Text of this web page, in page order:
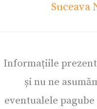
Suceava
Informațiile
și nu ne
eventualele